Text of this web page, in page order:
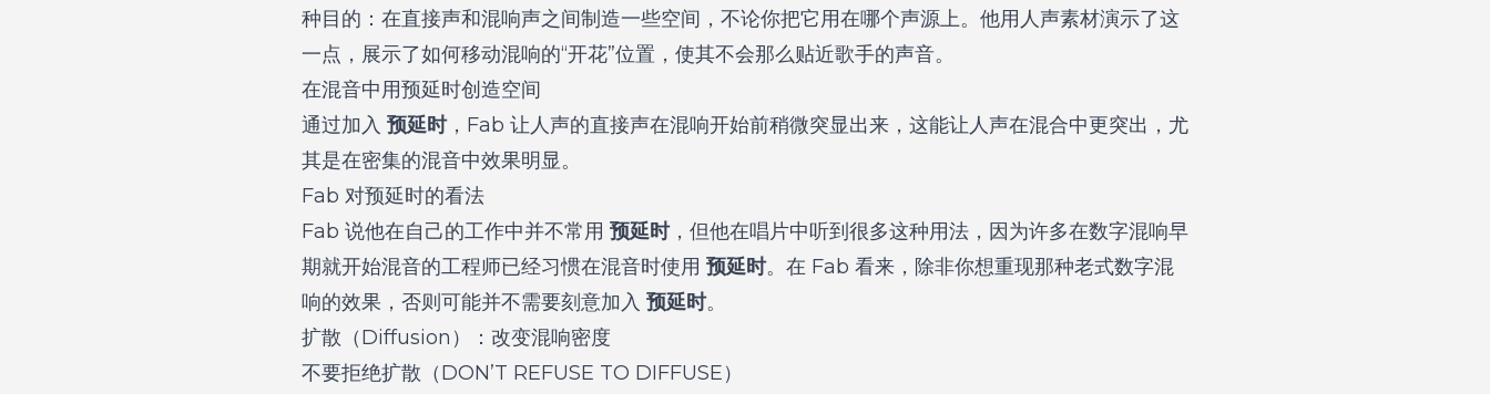
种目的：在直接声和混响声之间制造一些空间，不论你把它用在哪个声源上。他用人声素材演示了这
一点，展示了如何移动混响的“开花”位置，使其不会那么贴近歌手的声音。
在混音中用预延时创造空间
通过加入 预延时，Fab 让人声的直接声在混响开始前稍微突显出来，这能让人声在混合中更突出，尤
其是在密集的混音中效果明显。
Fab 对预延时的看法
Fab 说他在自己的工作中并不常用 预延时，但他在唱片中听到很多这种用法，因为许多在数字混响早
期就开始混音的工程师已经习惯在混音时使用 预延时。在 Fab 看来，除非你想重现那种老式数字混
响的效果，否则可能并不需要刻意加入 预延时。
扩散（Diffusion）：改变混响密度
不要拒绝扩散（DON’T REFUSE TO DIFFUSE）